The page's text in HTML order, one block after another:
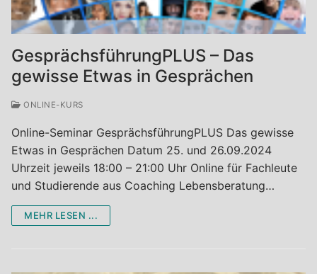
GesprächsführungPLUS – Das
gewisse Etwas in Gesprächen
ONLINE-KURS
Online-Seminar GesprächsführungPLUS Das gewisse
Etwas in Gesprächen Datum 25. und 26.09.2024
Uhrzeit jeweils 18:00 – 21:00 Uhr Online für Fachleute
und Studierende aus Coaching Lebensberatung…
MEHR LESEN ...